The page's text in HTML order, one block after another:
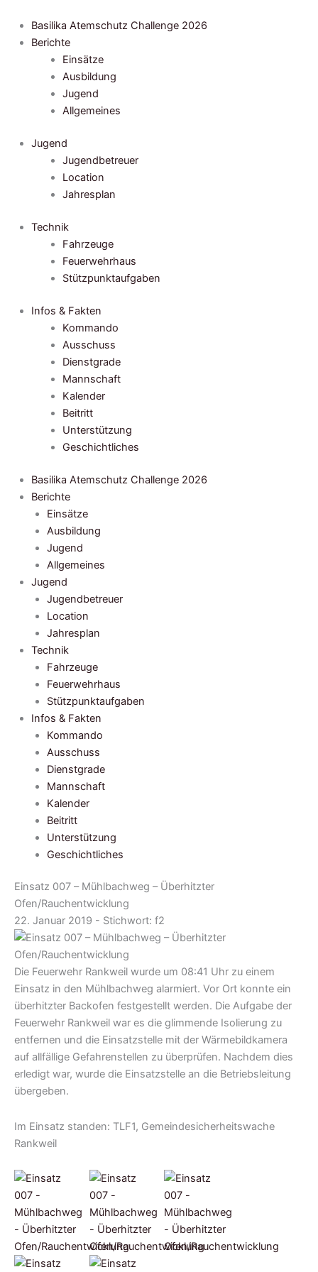
Inhalt
springen
Basilika Atemschutz Challenge 2026
Berichte
Einsätze
Ausbildung
Jugend
Allgemeines
Jugend
Jugendbetreuer
Location
Jahresplan
Technik
Fahrzeuge
Feuerwehrhaus
Stützpunktaufgaben
Infos & Fakten
Kommando
Ausschuss
Dienstgrade
Mannschaft
Kalender
Beitritt
Unterstützung
Geschichtliches
Basilika Atemschutz Challenge 2026
Berichte
Einsätze
Ausbildung
Jugend
Allgemeines
Jugend
Jugendbetreuer
Location
Jahresplan
Technik
Fahrzeuge
Feuerwehrhaus
Stützpunktaufgaben
Infos & Fakten
Kommando
Ausschuss
Dienstgrade
Mannschaft
Kalender
Beitritt
Unterstützung
Geschichtliches
Einsatz 007 – Mühlbachweg – Überhitzter
Ofen/Rauchentwicklung
22. Januar 2019 - Stichwort: f2
Die Feuerwehr Rankweil wurde um 08:41 Uhr zu einem
Einsatz in den Mühlbachweg alarmiert. Vor Ort konnte ein
überhitzter Backofen festgestellt werden. Die Aufgabe der
Feuerwehr Rankweil war es die glimmende Isolierung zu
entfernen und die Einsatzstelle mit der Wärmebildkamera
auf allfällige Gefahrenstellen zu überprüfen. Nachdem dies
erledigt war, wurde die Einsatzstelle an die Betriebsleitung
übergeben.
Im Einsatz standen: TLF1, Gemeindesicherheitswache
Rankweil